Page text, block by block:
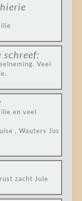
schreef:
Veel
en veel
, Wauters Jos
zacht Jule